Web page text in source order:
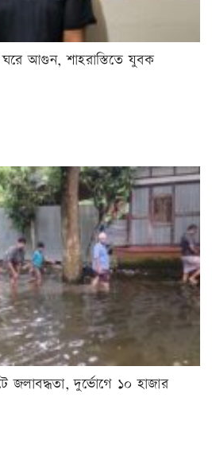
আগুন, শাহরাস্তিতে যুবক
দুর্ভোগে ১০ হাজার